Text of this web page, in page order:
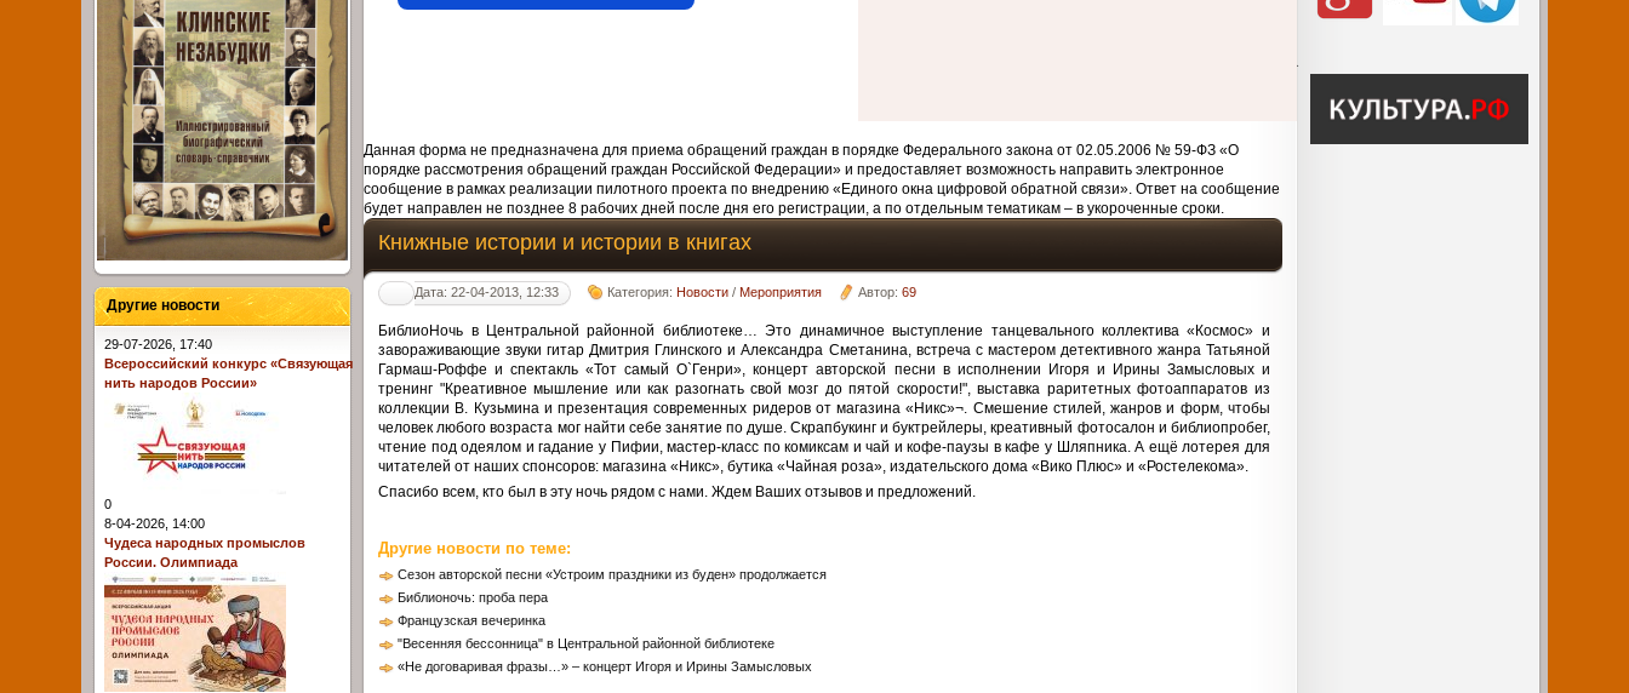
Данная форма не предназначена для приема обращений граждан в порядке Федерального закона от 02.05.2006 № 59-ФЗ «О
порядке рассмотрения обращений граждан Российской Федерации» и предоставляет возможность направить электронное
сообщение в рамках реализации пилотного проекта по внедрению «Единого окна цифровой обратной связи». Ответ на сообщение
будет направлен не позднее 8 рабочих дней после дня его регистрации, а по отдельным тематикам – в укороченные сроки.
Книжные истории и истории в книгах
Дата: 22-04-2013, 12:33 Категория:Новости /Мероприятия Автор:69
БиблиоНочь в Центральной районной библиотеке… Это динамичное выступление танцевального коллектива «Космос» и
завораживающие звуки гитар Дмитрия Глинского и Александра Сметанина, встреча с мастером детективного жанра Татьяной
Гармаш-Роффе и спектакль «Тот самый О`Генри», концерт авторской песни в исполнении Игоря и Ирины Замысловых и
тренинг "Креативное мышление или как разогнать свой мозг до пятой скорости!", выставка раритетных фотоаппаратов из
коллекции В. Кузьмина и презентация современных ридеров от магазина «Никс»¬. Смешение стилей, жанров и форм, чтобы
человек любого возраста мог найти себе занятие по душе. Скрапбукинг и буктрейлеры, креативный фотосалон и библиопробег,
чтение под одеялом и гадание у Пифии, мастер-класс по комиксам и чай и кофе-паузы в кафе у Шляпника. А ещё лотерея для
читателей от наших спонсоров: магазина «Никс», бутика «Чайная роза», издательского дома «Вико Плюс» и «Ростелекома».
Спасибо всем, кто был в эту ночь рядом с нами. Ждем Ваших отзывов и предложений.
Другие новости по теме:
Сезон авторской песни «Устроим праздники из буден» продолжается
Библионочь: проба пера
Французская вечеринка
"Весенняя бессонница" в Центральной районной библиотеке
«Не договаривая фразы…» – концерт Игоря и Ирины Замысловых
Другие новости
29-07-2026, 17:40
Всероссийский конкурс «Связующая
нить народов России»
0
8-04-2026, 14:00
Чудеса народных промыслов
России. Олимпиада